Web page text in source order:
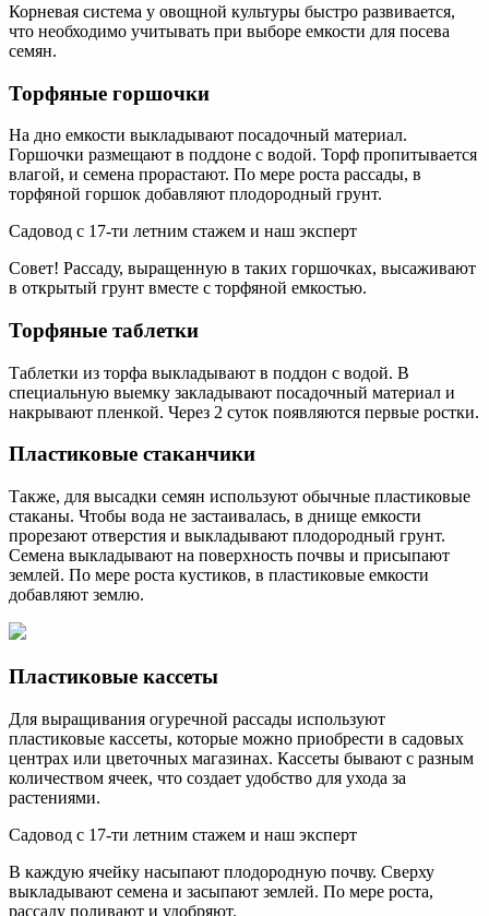
Корневая система у овощной культуры быстро развивается,
что необходимо учитывать при выборе емкости для посева
семян.
Торфяные горшочки
На дно емкости выкладывают посадочный материал.
Горшочки размещают в поддоне с водой. Торф пропитывается
влагой, и семена прорастают. По мере роста рассады, в
торфяной горшок добавляют плодородный грунт.
Садовод с 17-ти летним стажем и наш эксперт
Совет! Рассаду, выращенную в таких горшочках, высаживают
в открытый грунт вместе с торфяной емкостью.
Торфяные таблетки
Таблетки из торфа выкладывают в поддон с водой. В
специальную выемку закладывают посадочный материал и
накрывают пленкой. Через 2 суток появляются первые ростки.
Пластиковые стаканчики
Также, для высадки семян используют обычные пластиковые
стаканы. Чтобы вода не застаивалась, в днище емкости
прорезают отверстия и выкладывают плодородный грунт.
Семена выкладывают на поверхность почвы и присыпают
землей. По мере роста кустиков, в пластиковые емкости
добавляют землю.
Пластиковые кассеты
Для выращивания огуречной рассады используют
пластиковые кассеты, которые можно приобрести в садовых
центрах или цветочных магазинах. Кассеты бывают с разным
количеством ячеек, что создает удобство для ухода за
растениями.
Садовод с 17-ти летним стажем и наш эксперт
В каждую ячейку насыпают плодородную почву. Сверху
выкладывают семена и засыпают землей. По мере роста,
рассаду поливают и удобряют.